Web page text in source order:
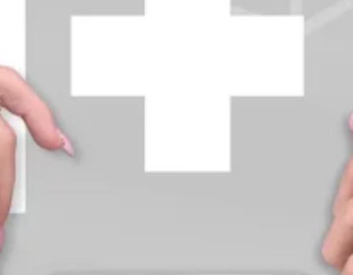
info@diamondline.lt
Prisijungti